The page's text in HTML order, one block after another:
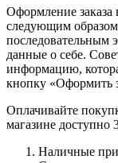
Оформление заказа
следующим
последовательным
данные о себе.
информацию,
кнопку «Оформить
Оплачивайте
магазине доступно
Наличные при